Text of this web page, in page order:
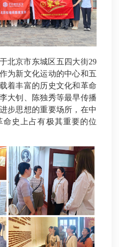
北京市东城区五四大街29
为新文化运动的中心和五
着丰富的历史文化和革命
大钊、陈独秀等最早传播
步思想的重要场所，在中
命史上占有极其重要的位